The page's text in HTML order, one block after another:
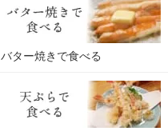
バター焼きで食べる